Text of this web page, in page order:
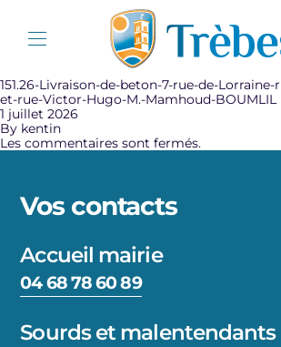
151.26-Livraison-de-beton-7-rue-de-
et-rue-Victor-Hugo-M.-Mamhoud-BOUMLIL
1 juillet 2026
By kentin
Les commentaires sont fermés.
Vos contacts
Accueil mairie
04 68 78 60 89
Sourds et malentendants